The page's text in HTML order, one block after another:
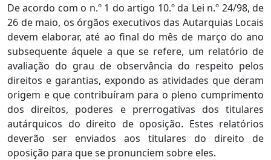
De acordo com o n.º 1 do artigo 10.º da Lei n.º 24/98, de
26 de maio, os órgãos executivos das Autarquias Locais
devem elaborar, até ao final do mês de março do ano
subsequente áquele a que se refere, um relatório de
avaliação do grau de observância do respeito pelos
direitos e garantias, expondo as atividades que deram
origem e que contribuíram para o pleno cumprimento
dos direitos, poderes e prerrogativas dos titulares
autárquicos do direito de oposição. Estes relatórios
deverão ser enviados aos titulares do direito de
oposição para que se pronunciem sobre eles.